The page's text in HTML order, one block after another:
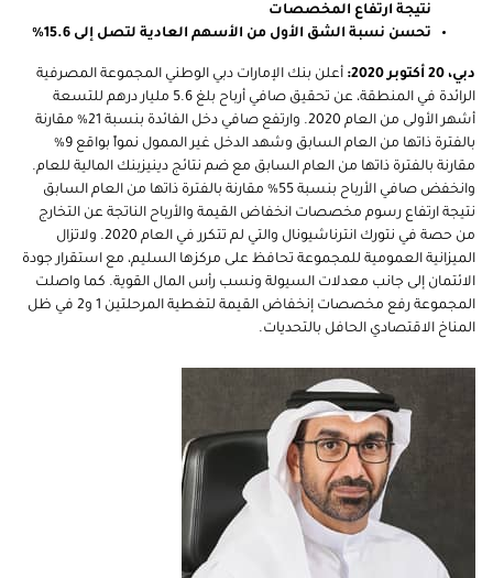
نتيجة ارتفاع المخصصات
تحسن نسبة الشق الأول من الأسهم العادية لتصل إلى 15.6%
دبي، 20 أكتوبر 2020:
أعلن بنك الإمارات دبي الوطني المجموعة المصرفية
الرائدة في المنطقة، عن تحقيق صافي أرباح بلغ 5.6 مليار درهم للتسعة
أشهر الأولى من العام 2020. وارتفع صافي دخل الفائدة بنسبة 21% مقارنة
بالفترة ذاتها من العام السابق وشهد الدخل غير الممول نمواً بواقع 9%
مقارنة بالفترة ذاتها من العام السابق مع ضم نتائج دينيزبنك المالية للعام.
وانخفض صافي الأرباح بنسبة 55% مقارنة بالفترة ذاتها من العام السابق
نتيجة ارتفاع رسوم مخصصات انخفاض القيمة والأرباح الناتجة عن التخارج
من حصة في نتورك انترناشيونال والتي لم تتكرر في العام 2020. ولاتزال
الميزانية العمومية للمجموعة تحافظ على مركزها السليم، مع استقرار جودة
الائتمان إلى جانب معدلات السيولة ونسب رأس المال القوية. كما واصلت
المجموعة رفع مخصصات إنخفاض القيمة لتغطية المرحلتين 1 و2 في ظل
المناخ الاقتصادي الحافل بالتحديات.